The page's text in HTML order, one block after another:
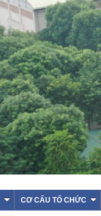
CƠ CẤU TỔ CHỨC